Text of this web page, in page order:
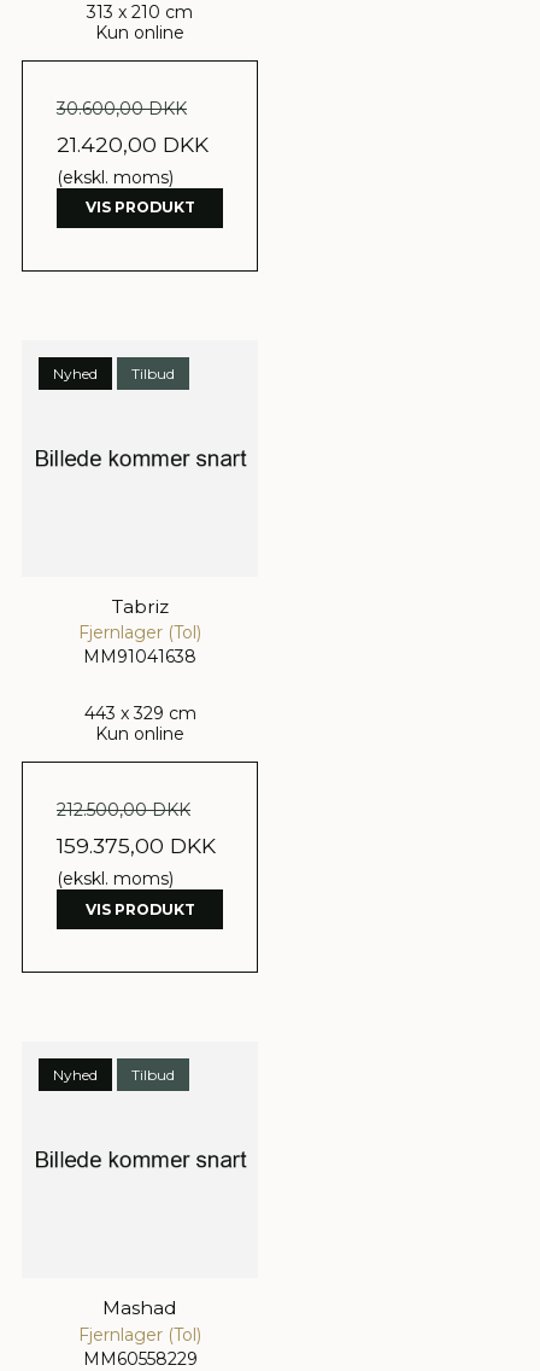
313 x 210 cm
Kun online
30.600,00 DKK
21.420,00 DKK
(ekskl. moms)
VIS PRODUKT
Nyhed Tilbud
Tabriz
Fjernlager (Tol)
MM91041638
443 x 329 cm
Kun online
212.500,00 DKK
159.375,00 DKK
(ekskl. moms)
VIS PRODUKT
Nyhed Tilbud
Mashad
Fjernlager (Tol)
MM60558229